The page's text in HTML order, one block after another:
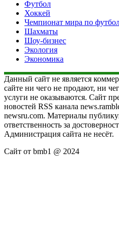
Футбол
Хоккей
Чемпионат мира по
Шахматы
Шоу-бизнес
Экология
Экономика
Данный сайт не является
сайте ни чего не продают, ни
услуги не оказываются. Сайт
новостей RSS канала
newsru.com. Материалы
ответственность за
Администрация сайта не несёт.
Сайт от bmb1 @ 2024